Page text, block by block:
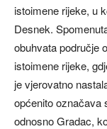
istoimene rijeke, u
Desnek.
obuhvata područje
istoimene rijeke,
je vjerovatno
općenito označava
odnosno Gradac,